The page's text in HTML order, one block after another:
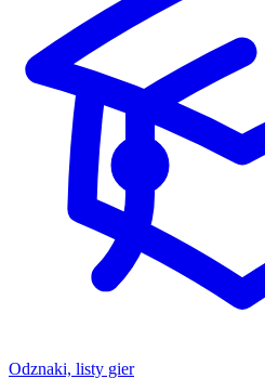
Odznaki, listy gier